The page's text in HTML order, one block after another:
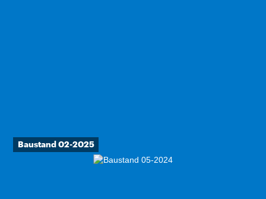
Baustand 02-2025